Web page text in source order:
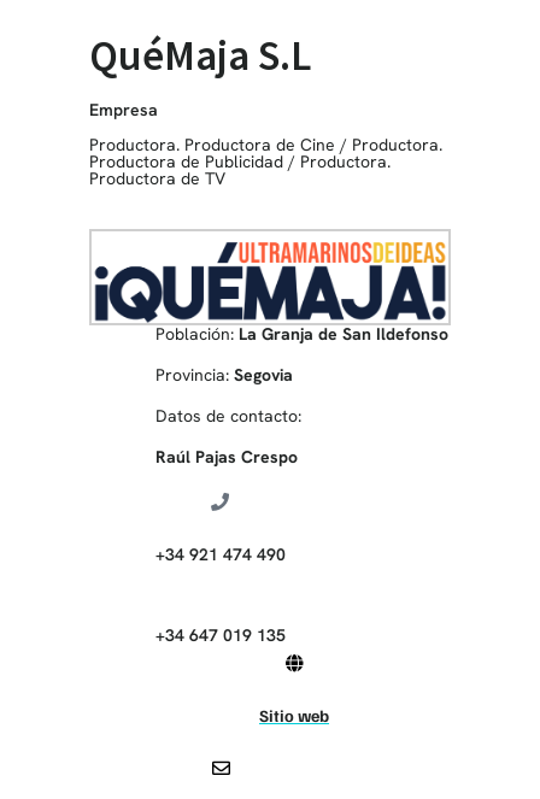
QuéMaja S.L
Empresa
Productora. Productora de Cine / Productora.
Productora de Publicidad/ Productora.
Productora de TV
Población: La Granja de San Ildefonso
Provincia: Segovia
Datos de contacto:
Raúl Pajas Crespo
+34 921 474 490
+34 647 019 135
Sitio web